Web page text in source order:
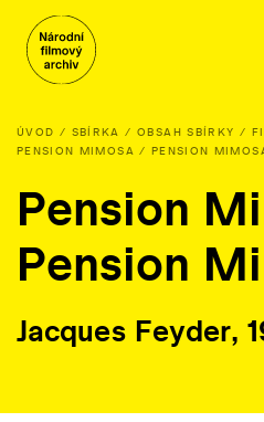
ÚVOD SBÍRKA OBSAH SBÍRKY
PENSION MIMOSA / PENSION
Pension
Pension
Jacques Feyder,